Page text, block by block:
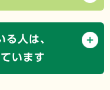
る人は、
います